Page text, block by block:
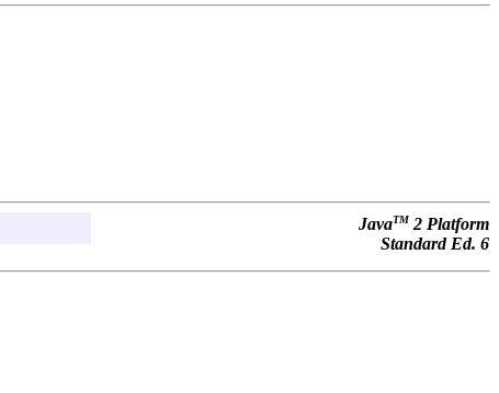
JavaTM 2 Platform
Standard Ed. 6